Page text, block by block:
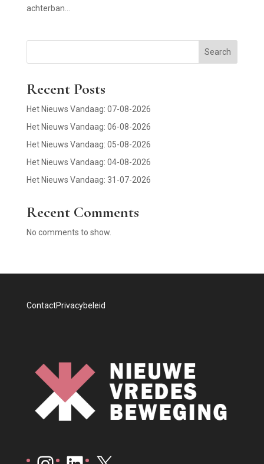
achterban...
Search
Recent Posts
Het Nieuws Vandaag: 07-08-2026
Het Nieuws Vandaag: 06-08-2026
Het Nieuws Vandaag: 05-08-2026
Het Nieuws Vandaag: 04-08-2026
Het Nieuws Vandaag: 31-07-2026
Recent Comments
No comments to show.
ContactPrivacybeleid